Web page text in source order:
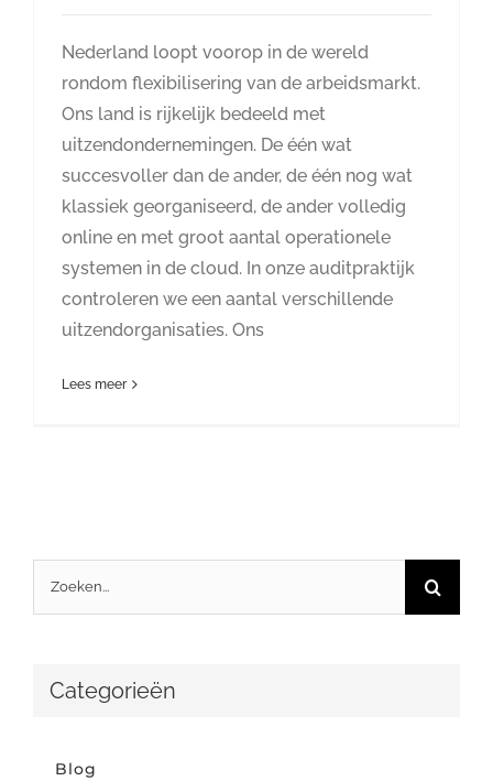
Nederland loopt voorop in de wereld
rondom flexibilisering van de arbeidsmarkt.
Ons land is rijkelijk bedeeld met
uitzendondernemingen. De één wat
succesvoller dan de ander, de één nog wat
klassiek georganiseerd, de ander volledig
online en met groot aantal operationele
systemen in de cloud. In onze auditpraktijk
controleren we een aantal verschillende
uitzendorganisaties. Ons
Lees meer
Categorieën
Blog